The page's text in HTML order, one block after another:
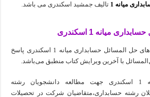
میانه 1 تالیف جمشید اسکندری می باشد.
میانه 1 اسکندری
تمامی مسائل و تمرین‌های حل المسائل حسابداری میانه 1 اسکندری پاسخ
با آخرین ویرایش کتاب منطبق می‌باشد.
کتاب حسابداری میانه 1 اسکندری جهت مطالعه دانشجویان رشته
رشته حسابداری،متقاضیان شرکت در تحصیلات